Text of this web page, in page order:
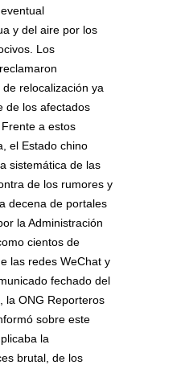
y del aire por los
Los
relocalización ya
de los afectados
a estos
el Estado chino
sistemática de las
de los rumores y
decena de portales
la Administración
cientos de
las redes WeChat y
fechado del
la ONG Reporteros
sobre este
la
brutal, de los